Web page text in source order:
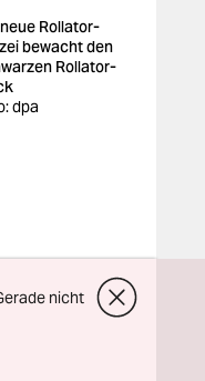
Rollator-
bewacht den
Rollator-
dpa
nicht